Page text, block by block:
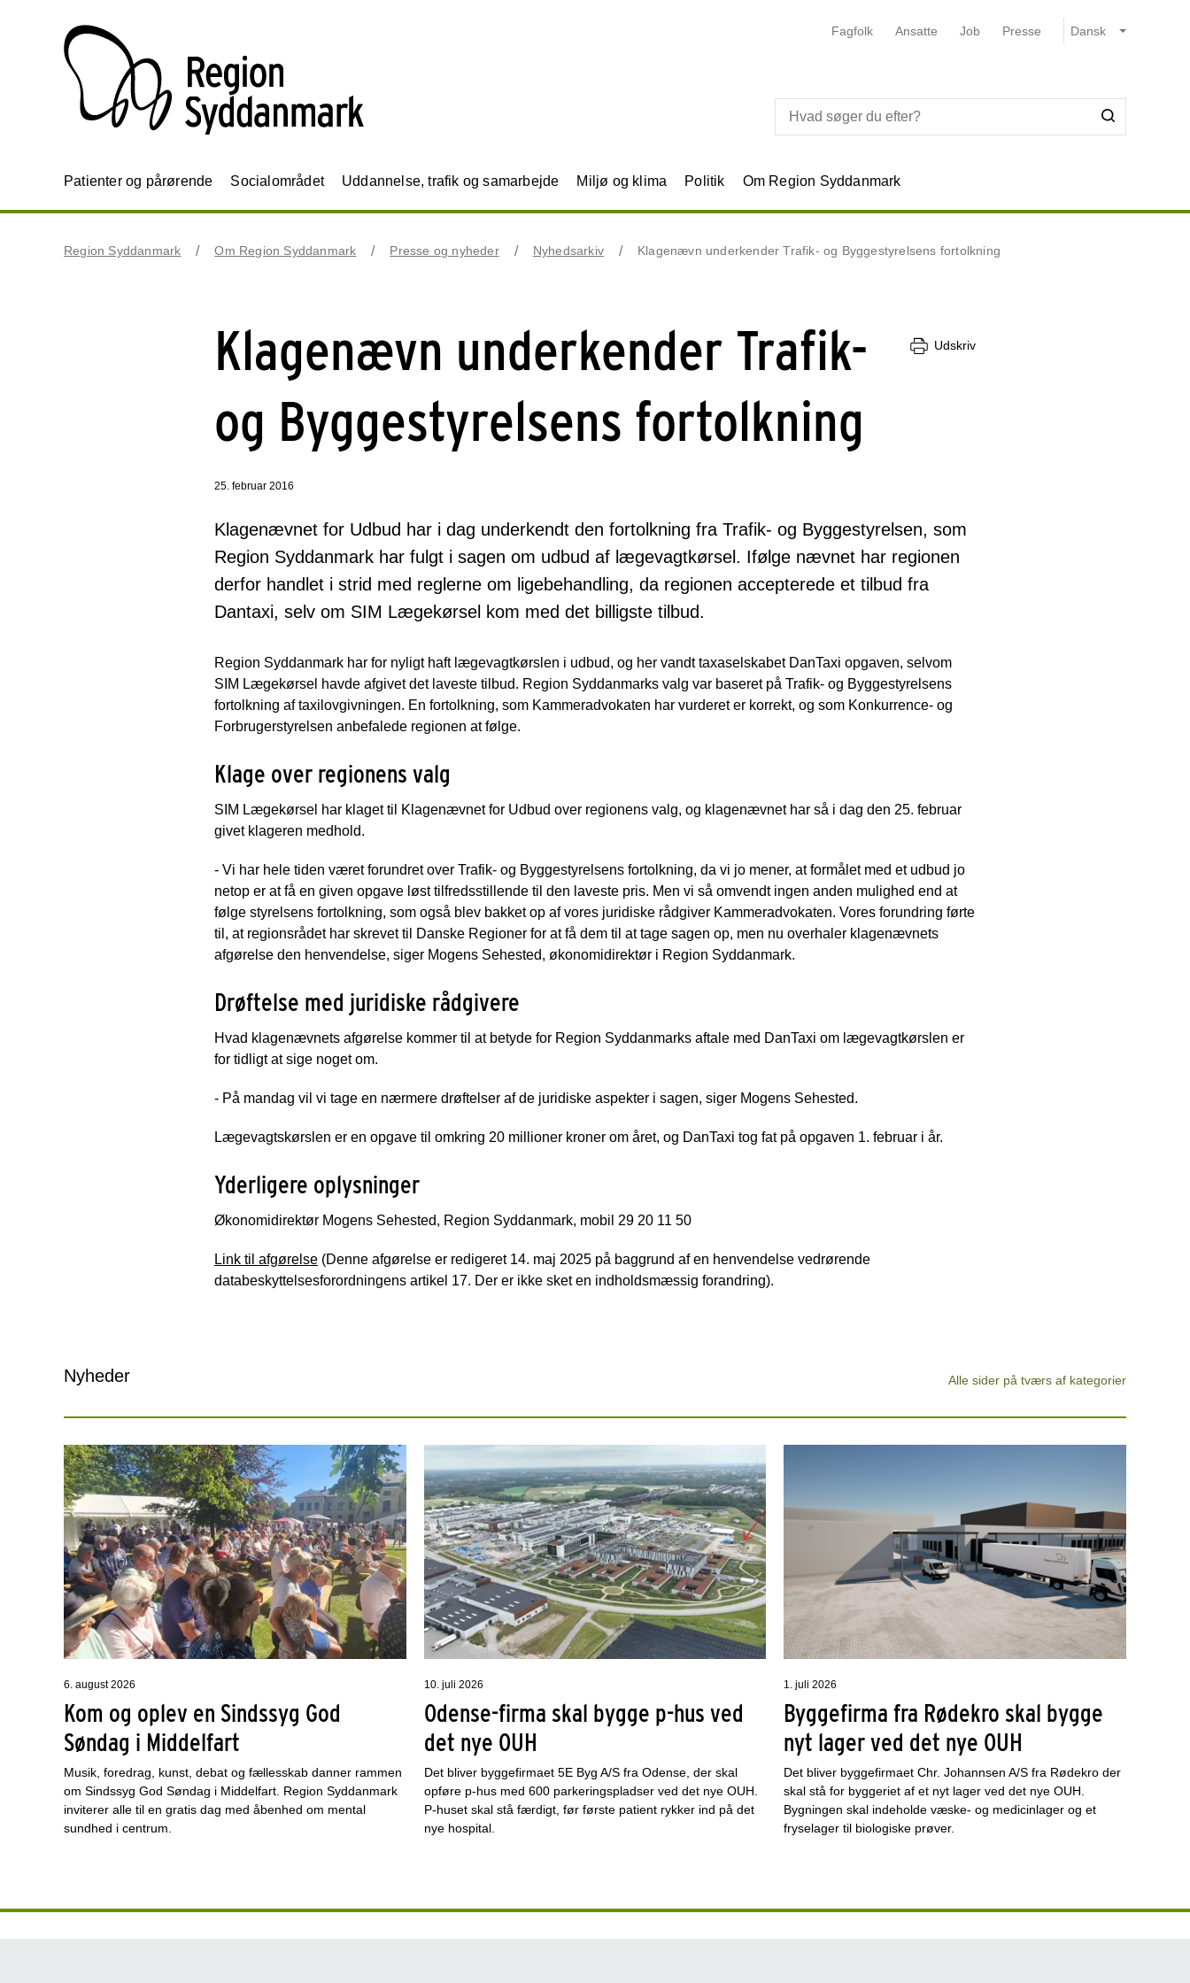
Fagfolk Ansatte Job Presse
Patienter og pårørende Socialområdet Uddannelse, trafik og samarbejde Miljø og klima Politik Om Region Syddanmark
Region Syddanmark Om Region Syddanmark Presse og nyheder Nyhedsarkiv Klagenævn underkender Trafik- og Byggestyrelsens fortolkning
Klagenævn underkender Trafik-
og Byggestyrelsens fortolkning
Udskriv
25. februar 2016
Klagenævnet for Udbud har i dag underkendt den fortolkning fra Trafik- og Byggestyrelsen, som
Region Syddanmark har fulgt i sagen om udbud af lægevagtkørsel. Ifølge nævnet har regionen
derfor handlet i strid med reglerne om ligebehandling, da regionen accepterede et tilbud fra
Dantaxi, selv om SIM Lægekørsel kom med det billigste tilbud.
Region Syddanmark har for nyligt haft lægevagtkørslen i udbud, og her vandt taxaselskabet DanTaxi opgaven, selvom
SIM Lægekørsel havde afgivet det laveste tilbud. Region Syddanmarks valg var baseret på Trafik- og Byggestyrelsens
fortolkning af taxilovgivningen. En fortolkning, som Kammeradvokaten har vurderet er korrekt, og som Konkurrence- og
Forbrugerstyrelsen anbefalede regionen at følge.
Klage over regionens valg
SIM Lægekørsel har klaget til Klagenævnet for Udbud over regionens valg, og klagenævnet har så i dag den 25. februar
givet klageren medhold.
- Vi har hele tiden været forundret over Trafik- og Byggestyrelsens fortolkning, da vi jo mener, at formålet med et udbud jo
netop er at få en given opgave løst tilfredsstillende til den laveste pris. Men vi så omvendt ingen anden mulighed end at
følge styrelsens fortolkning, som også blev bakket op af vores juridiske rådgiver Kammeradvokaten. Vores forundring førte
til, at regionsrådet har skrevet til Danske Regioner for at få dem til at tage sagen op, men nu overhaler klagenævnets
afgørelse den henvendelse, siger Mogens Sehested, økonomidirektør i Region Syddanmark.
Drøftelse med juridiske rådgivere
Hvad klagenævnets afgørelse kommer til at betyde for Region Syddanmarks aftale med DanTaxi om lægevagtkørslen er
for tidligt at sige noget om.
- På mandag vil vi tage en nærmere drøftelser af de juridiske aspekter i sagen, siger Mogens Sehested.
Lægevagtskørslen er en opgave til omkring 20 millioner kroner om året, og DanTaxi tog fat på opgaven 1. februar i år.
Yderligere oplysninger
Økonomidirektør Mogens Sehested, Region Syddanmark, mobil 29 20 11 50
Link til afgørelse (Denne afgørelse er redigeret 14. maj 2025 på baggrund af en henvendelse vedrørende
databeskyttelsesforordningens artikel 17. Der er ikke sket en indholdsmæssig forandring).
Nyheder Alle sider på tværs af kategorier
6. august 2026
Kom og oplev en Sindssyg God
Søndag i Middelfart
Musik, foredrag, kunst, debat og fællesskab danner rammen
om Sindssyg God Søndag i Middelfart. Region Syddanmark
inviterer alle til en gratis dag med åbenhed om mental
sundhed i centrum.
10. juli 2026
Odense-firma skal bygge p-hus ved
det nye OUH
Det bliver byggefirmaet 5E Byg A/S fra Odense, der skal
opføre p-hus med 600 parkeringspladser ved det nye OUH.
P-huset skal stå færdigt, før første patient rykker ind på det
nye hospital.
1. juli 2026
Byggefirma fra Rødekro skal bygge
nyt lager ved det nye OUH
Det bliver byggefirmaet Chr. Johannsen A/S fra Rødekro der
skal stå for byggeriet af et nyt lager ved det nye OUH.
Bygningen skal indeholde væske- og medicinlager og et
fryselager til biologiske prøver.